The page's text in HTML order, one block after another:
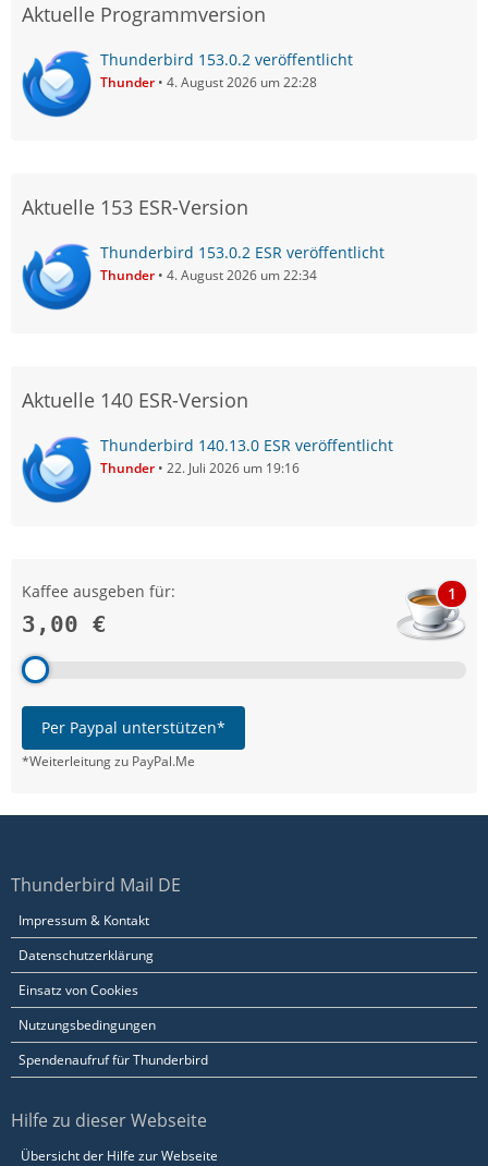
Aktuelle Programmversion
Thunderbird 153.0.2 veröffentlicht
Thunder 4. August 2026 um 22:28
Aktuelle 153 ESR-Version
Thunderbird 153.0.2 ESR veröffentlicht
Thunder 4. August 2026 um 22:34
Aktuelle 140 ESR-Version
Thunderbird 140.13.0 ESR veröffentlicht
Thunder 22. Juli 2026 um 19:16
Kaffee ausgeben für:
3,00 €
1
Per Paypal unterstützen*
*Weiterleitung zu PayPal.Me
Thunderbird Mail DE
Impressum & Kontakt
Datenschutzerklärung
Einsatz von Cookies
Nutzungsbedingungen
Spendenaufruf für Thunderbird
Hilfe zu dieser Webseite
Übersicht der Hilfe zur Webseite